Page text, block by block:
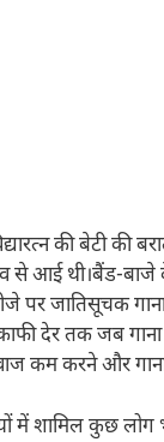
की बेटी की
से आई थी।बैंड-बाजे
पर जातिसूचक
देर तक जब
कम करने और
में शामिल कुछ